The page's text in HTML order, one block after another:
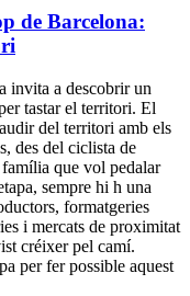
de Barcelona:
invita a descobrir un
tastar el territori. El
del territori amb els
des del ciclista de
que vol pedalar
sempre hi h una
formatgeries
i mercats de proximitat
créixer pel camí.
per fer possible aquest